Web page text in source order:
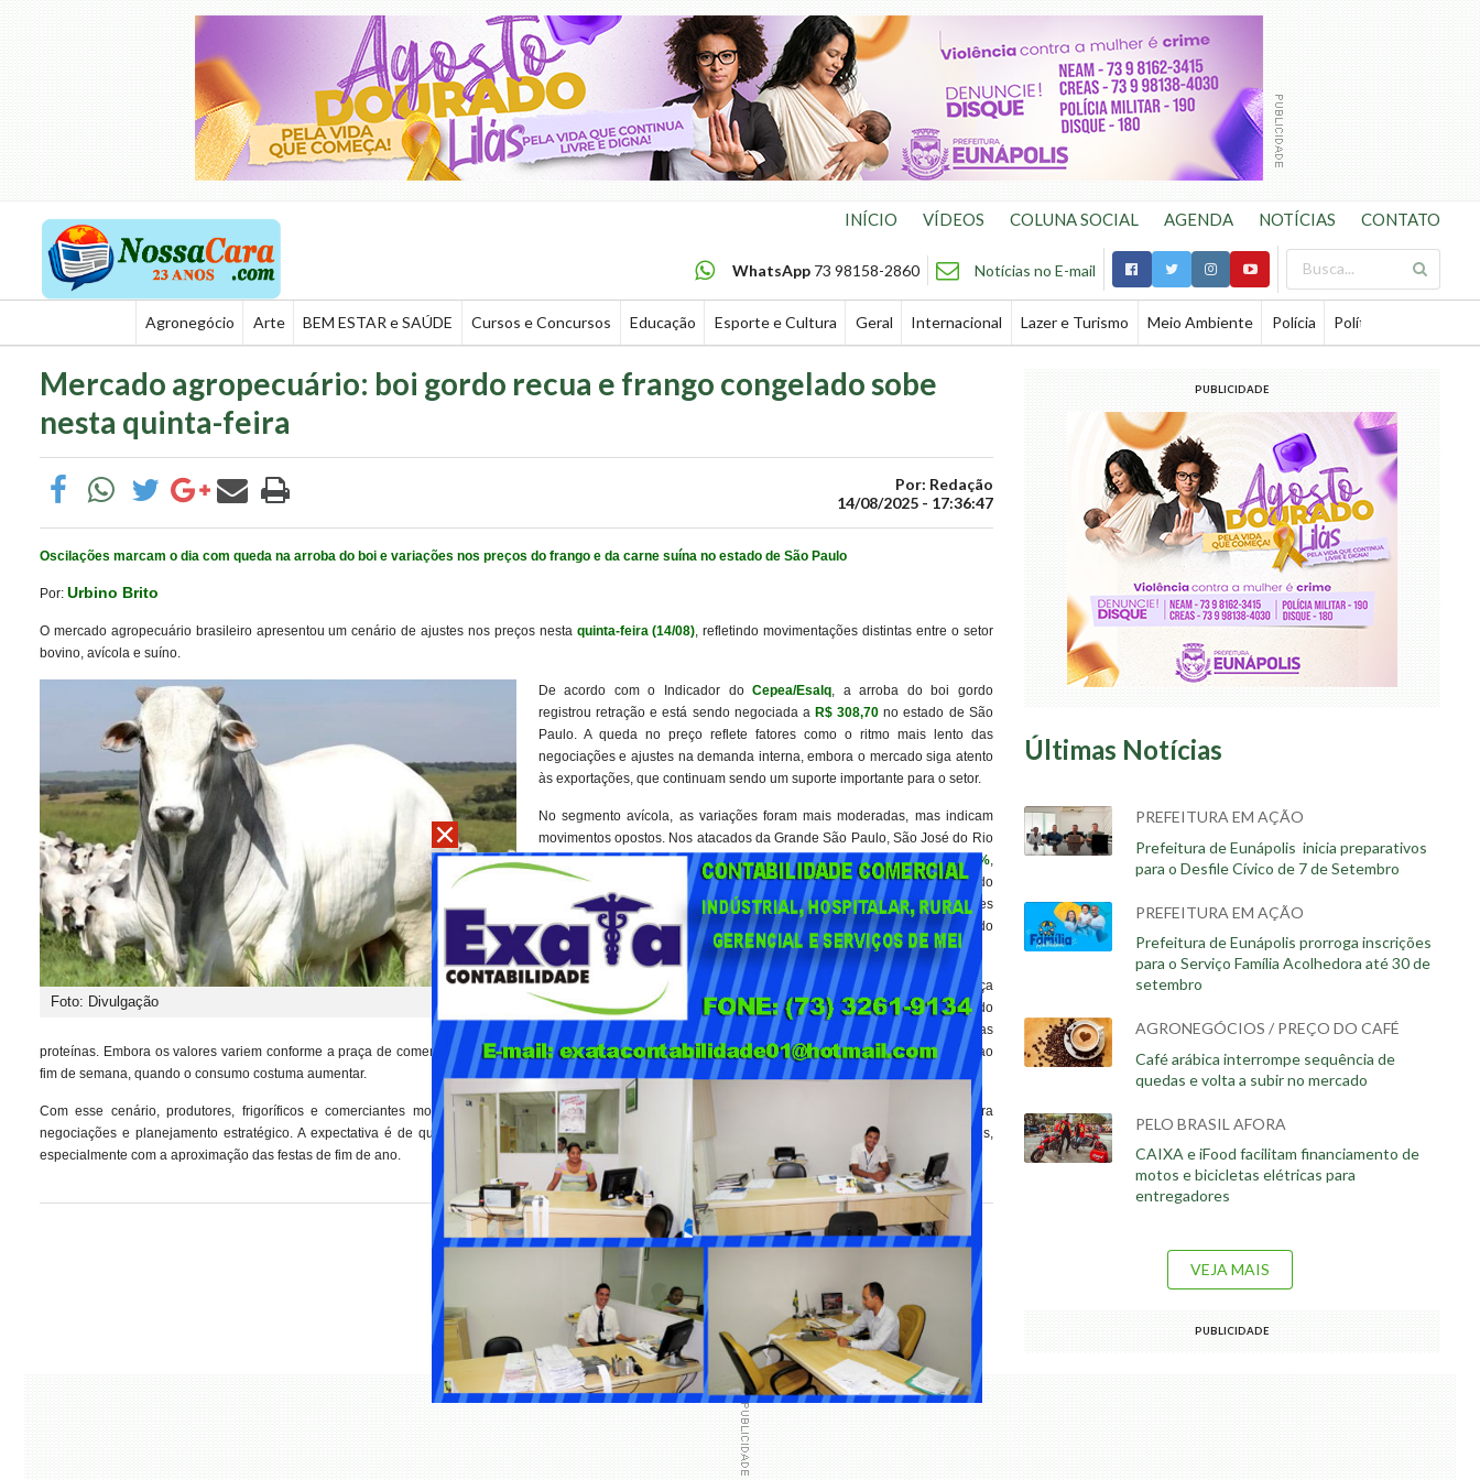
INÍCIO VÍDEOS COLUNA SOCIAL AGENDA NOTÍCIAS CONTATO
WhatsApp 73 98158-2860 Notícias no E-mail
Agronegócio Arte BEM ESTAR e SAÚDE Cursos e Concursos Educação Esporte e Cultura Geral Internacional Lazer e Turismo Meio Ambiente Polícia Política
Mercado agropecuário: boi gordo recua e frango congelado sobe
nesta quinta-feira
Por: Redação
14/08/2025 - 17:36:47
Oscilações marcam o dia com queda na arroba do boi e variações nos preços do frango e da carne suína no estado de São Paulo
Por: Urbino Brito
O mercado agropecuário brasileiro apresentou um cenário de ajustes nos preços nesta quinta-feira (14/08), refletindo movimentações distintas entre o setor
bovino, avícola e suíno.
Foto: Divulgação
De acordo com o Indicador doCepea/Esalq, a arroba do boi gordo
registrou retração e está sendo negociada a R$ 308,70 no estado de São
Paulo. A queda no preço reflete fatores como o ritmo mais lento das
negociações e ajustes na demanda interna, embora o mercado siga atento
às exportações, que continuam sendo um suporte importante para o setor.
No segmento avícola, as variações foram mais moderadas, mas indicam
movimentos opostos. Nos atacados da Grande São Paulo, São José do Rio
Preto e Descalvado, o frango congelado apresentou alta de0,14%,
chegando a
o quilo. Já o frango resfriado recuou0,13%, sendo
comercializado a R$ 7,46o quilo. Esses ajustes refletem oscilações
pontuais na demanda e no custo de produção, influenciados pelo mercado
interno e pelo período de entressafra de grãos.
O setor de proteína suína também mantém atenção aos preços. A carcaça
suína especial e o suíno vivo registraram leves oscilações, acompanhando
a dinâmica do consumo interno e a competitividade frente às outras
proteínas. Embora os valores variem conforme a praça de comercialização, a tendência é de estabilidade no curto prazo, com possíveis ajustes próximos ao
fim de semana, quando o consumo costuma aumentar.
Com esse cenário, produtores, frigoríficos e comerciantes monitoram de perto as mudanças diárias nas cotações, que servem como referência para
negociações e planejamento estratégico. A expectativa é de que a movimentação dos preços continue sensível à demanda doméstica e às exportações,
especialmente com a aproximação das festas de fim de ano.
PUBLICIDADE
Últimas Notícias
PREFEITURA EM AÇÃO
Prefeitura de Eunápolis inicia preparativos
para o Desfile Cívico de 7 de Setembro
PREFEITURA EM AÇÃO
Prefeitura de Eunápolis prorroga inscrições
para o Serviço Família Acolhedora até 30 de
setembro
AGRONEGÓCIOS / PREÇO DO CAFÉ
Café arábica interrompe sequência de
quedas e volta a subir no mercado
PELO BRASIL AFORA
CAIXA e iFood facilitam financiamento de
motos e bicicletas elétricas para
entregadores
VEJA MAIS
PUBLICIDADE